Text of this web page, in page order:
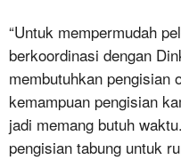
“Untuk mempermudah
berkoordinasi dengan
membutuhkan pengisian
kemampuan pengisian
jadi memang butuh
pengisian tabung untuk